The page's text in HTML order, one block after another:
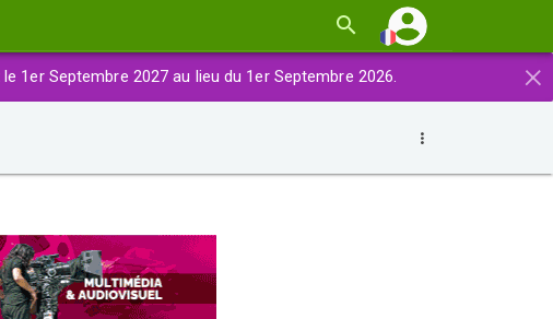
×
1er Septembre 2027 au lieu du 1er Septembre 2026.